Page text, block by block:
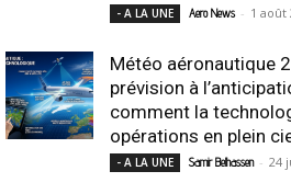
- A LA UNE Aero News - 1 août
Météo aéronautique
prévision à
comment la
opérations en plein
- A LA UNE Samir Belhassen - 24